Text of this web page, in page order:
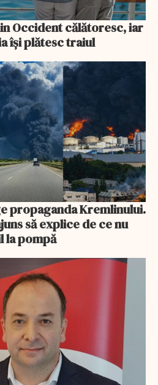
Occident călătoresc, iar
își plătesc traiul
propaganda Kremlinului.
să explice de ce nu
la pompă